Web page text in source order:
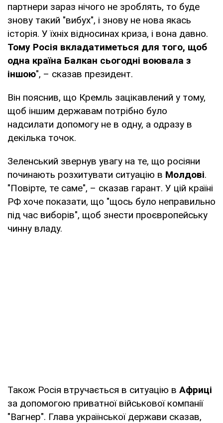
партнери зараз нічого не зроблять, то буде
знову такий "вибух", і знову не нова якась
історія. У їхніх відносинах криза, і вона давно.
Тому Росія вкладатиметься для того, щоб
одна країна Балкан сьогодні воювала з
іншою", – сказав президент.
Він пояснив, що Кремль зацікавлений у тому,
щоб іншим державам потрібно було
надсилати допомогу не в одну, а одразу в
декілька точок.
Зеленський звернув увагу на те, що росіяни
починають розхитувати ситуацію в Молдові.
"Повірте, те саме", – сказав гарант. У цій країні
РФ хоче показати, що "щось було неправильно
під час виборів", щоб знести проєвропейську
чинну владу.
Також Росія втручається в ситуацію в Африці
за допомогою приватної військової компанії
"Вагнер". Глава української держави сказав,